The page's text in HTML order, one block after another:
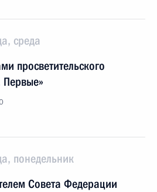
среда
просветительского
понедельник
Совета Федерации